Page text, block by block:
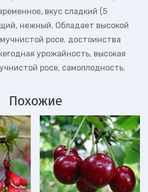
вкус сладкий (5
нежный. Обладает высокой
росе. достоинства
урожайность, высокая
росе, самоплодность.
Похожие